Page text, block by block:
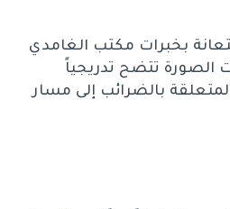
بخبرات مكتب الغامدي
الصورة تتضح تدريجياً
بالضرائب إلى مسار